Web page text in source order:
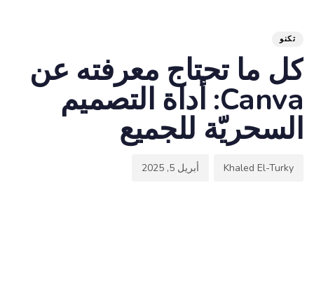
تكنو
كل ما تحتاج معرفته عن
Canva: أداة التصميم
السحريّة للجميع
Khaled El-Turky أبريل 5, 2025